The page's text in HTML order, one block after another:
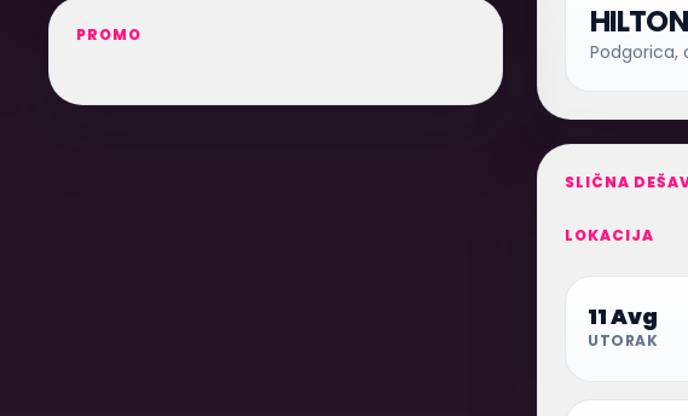
PROMO
Podgorica,
SLIČNA
LOKACIJA
11 Avg
UTORAK